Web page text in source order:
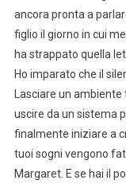
ancora pronta a
figlio il giorno in cui
ha strappato quella
Ho imparato che il
Lasciare un
uscire da un sistema
finalmente iniziare a
tuoi sogni vengono
Margaret. E se hai il